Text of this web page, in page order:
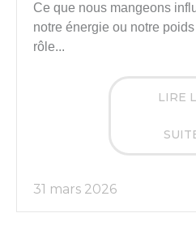
Ce que nous mangeons
notre énergie ou notre
rôle...
LIRE
31 mars 2026